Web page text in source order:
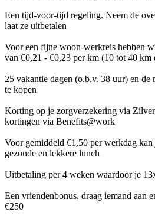
Een tijd-voor-tijd regeling. Neem de
laat ze uitbetalen
Voor een fijne woon-werkreis hebben
van €0,21 - €0,23 per km (10 tot 40 km
25 vakantie dagen (o.b.v. 38 uur) en
te kopen
Korting op je zorgverzekering via
kortingen via Benefits@work
Voor gemiddeld €1,50 per werkdag kan
gezonde en lekkere lunch
Uitbetaling per 4 weken waardoor je
Een vriendenbonus, draag iemand aan
€250